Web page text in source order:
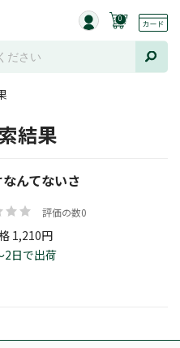
0
結果
んてないさ
評価の数0
1,210円
2日で出荷